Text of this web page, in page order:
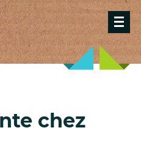
chez